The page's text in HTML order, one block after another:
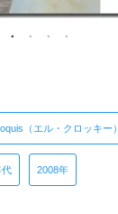
（エル・クロッキー）
代 2008年